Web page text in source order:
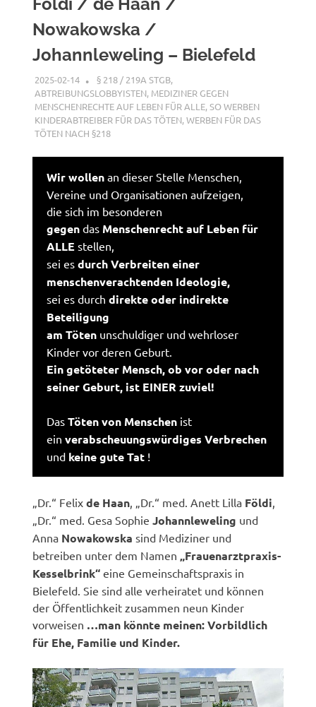
Nowakowska /
Johannleweling – Bielefeld
2025-02-14 XX
§ 218 / 219A STGB,
ABTREIBUNGSLOBBYISTEN, MEDIZINER GEGEN
MENSCHENRECHTE AUF LEBEN FÜR ALLE,SO WERBEN
KINDERABTREIBER FÜR DAS TÖTEN,WERBEN FÜR DAS
TÖTEN NACH §218
Wir wollen an dieser Stelle Menschen,
Vereine und Organisationen aufzeigen,
die sich im besonderen
gegen das Menschenrecht auf Leben für
ALLE stellen,
sei esdurch Verbreiten einer
menschenverachtenden Ideologie,
sei es durchdirekte oder indirekte
Beteiligung
am Töten unschuldiger und wehrloser
Kinder vor deren Geburt.
Ein getöteter Mensch, ob vor oder nach
seiner Geburt, ist EINER zuviel!
DasTöten von Menschen ist
einverabscheuungswürdiges Verbrechen
und keine gute Tat !
„Dr.“ Felixde Haan , „Dr.“ med. Anett Lilla Földi
„Dr.“ med. Gesa Sophie Johannleweling und
Anna Nowakowska sind Mediziner und
betreiben unter dem Namen „Frauenarztpraxis-
Kesselbrink“ eine Gemeinschaftspraxis in
Bielefeld. Sie sind alle verheiratet und können
der Öffentlichkeit zusammen neun Kinder
vorweisen …man könnte meinen: Vorbildlich
für Ehe, Familie und Kinder.